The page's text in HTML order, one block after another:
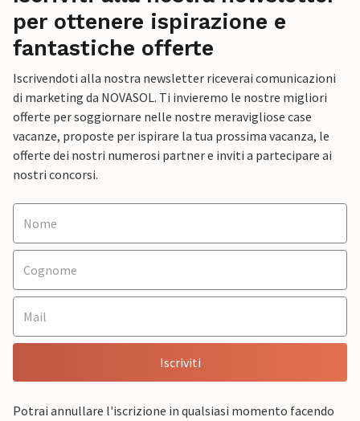
per ottenere ispirazione e
fantastiche offerte
Iscrivendoti alla nostra newsletter riceverai comunicazioni
di marketing da NOVASOL. Ti invieremo le nostre migliori
offerte per soggiornare nelle nostre meravigliose case
vacanze, proposte per ispirare la tua prossima vacanza, le
offerte dei nostri numerosi partner e inviti a partecipare ai
nostri concorsi.
Iscriviti
Potrai annullare l'iscrizione in qualsiasi momento facendo